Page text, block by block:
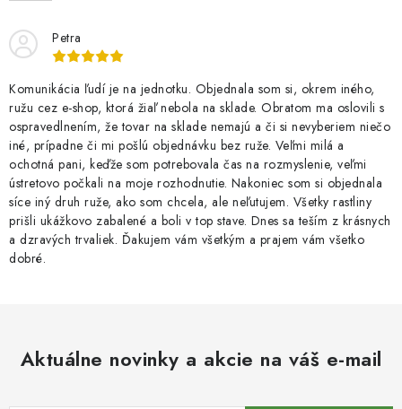
Petra
Komunikácia ľudí je na jednotku. Objednala som si, okrem iného,
ružu cez e-shop, ktorá žiaľ nebola na sklade. Obratom ma oslovili s
ospravedlnením, že tovar na sklade nemajú a či si nevyberiem niečo
iné, prípadne či mi pošlú objednávku bez ruže. Veľmi milá a
ochotná pani, keďže som potrebovala čas na rozmyslenie, veľmi
ústretovo počkali na moje rozhodnutie. Nakoniec som si objednala
síce iný druh ruže, ako som chcela, ale neľutujem. Všetky rastliny
prišli ukážkovo zabalené a boli v top stave. Dnes sa teším z krásnych
a dzravých trvaliek. Ďakujem vám všetkým a prajem vám všetko
dobré.
Aktuálne novinky a akcie na váš e-mail